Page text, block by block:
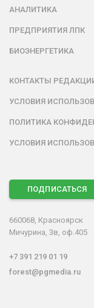
АНАЛИТИКА
ПРЕДПРИЯТИЯ ЛПК
БИОЭНЕРГЕТИКА
КОНТАКТЫ
УСЛОВИЯ
ПОЛИТИКА
УСЛОВИЯ
ПОДПИСАТЬСЯ
660068, Красноярск
Мичурина, 3в, оф.405
+7 391 219 01 19
forest@pgmedia.ru